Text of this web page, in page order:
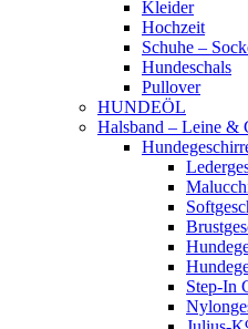
Kleider
Hochzeit
Schuhe –
Hundeschals
Pullover
HUNDEÖL
Halsband – Leine &
Step-In